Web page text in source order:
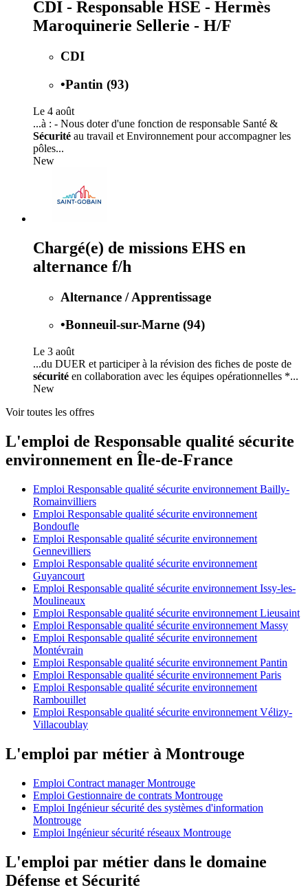
CDI - Responsable HSE - Hermès
Maroquinerie Sellerie - H/F
CDI
•Pantin (93)
Le 4 août
...à : - Nous doter d'une fonction de responsable Santé &
Sécurité au travail et Environnement pour accompagner les
pôles...
New
Chargé(e) de missions EHS en
alternance f/h
Alternance / Apprentissage
•Bonneuil-sur-Marne (94)
Le 3 août
...du DUER et participer à la révision des fiches de poste de
sécurité en collaboration avec les équipes opérationnelles *...
New
Voir toutes les offres
L'emploi de Responsable qualité sécurite
environnement en Île-de-France
Emploi Responsable qualité sécurite environnement Bailly-
Romainvilliers
Emploi Responsable qualité sécurite environnement
Bondoufle
Emploi Responsable qualité sécurite environnement
Gennevilliers
Emploi Responsable qualité sécurite environnement
Guyancourt
Emploi Responsable qualité sécurite environnement Issy-les-
Moulineaux
Emploi Responsable qualité sécurite environnement Lieusaint
Emploi Responsable qualité sécurite environnement Massy
Emploi Responsable qualité sécurite environnement
Montévrain
Emploi Responsable qualité sécurite environnement Pantin
Emploi Responsable qualité sécurite environnement Paris
Emploi Responsable qualité sécurite environnement
Rambouillet
Emploi Responsable qualité sécurite environnement Vélizy-
Villacoublay
L'emploi par métier à Montrouge
Emploi Contract manager Montrouge
Emploi Gestionnaire de contrats Montrouge
Emploi Ingénieur sécurité des systèmes d'information
Montrouge
Emploi Ingénieur sécurité réseaux Montrouge
L'emploi par métier dans le domaine
Défense et Sécurité